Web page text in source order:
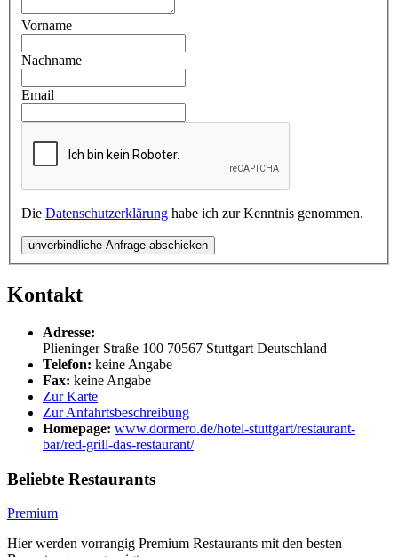
Vorname
Nachname
Email
Die Datenschutzerklärung habe ich zur Kenntnis genommen.
unverbindliche Anfrage abschicken
Kontakt
Adresse:
Plieninger Straße 100 70567 Stuttgart Deutschland
Telefon: keine Angabe
Fax: keine Angabe
Zur Karte
Zur Anfahrtsbeschreibung
Homepage: www.dormero.de/hotel-stuttgart/restaurant-
bar/red-grill-das-restaurant/
Beliebte Restaurants
Premium
Hier werden vorrangig Premium Restaurants mit den besten